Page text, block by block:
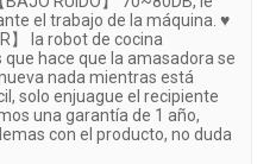
el trabajo de la máquina. ♥
】 la robot de cocina
hace que la amasadora se
nada mientras está
solo enjuague el recipiente
una garantía de 1 año,
con el producto, no duda